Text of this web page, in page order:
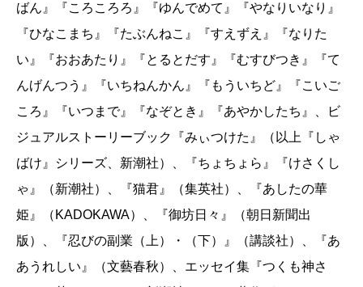
ばん』『ころころろ』『ゆんでめて』『やなりいなり』
『ひなこまち』『たぶんねこ』『すえずえ』『なりた
い』『おおあたり』『とるとだす』『むすびつき』『て
んげんつう』『いちねんかん』『もういちど』『こいご
ころ』『いつまで』『なぞとき』『あやかしたち』、ビ
ジュアルストーリーブック『みぃつけた』（以上『しゃ
ばけ』シリーズ、新潮社）、『ちょちょら』『けさくし
ゃ』（新潮社）、『猫君』（集英社）、『あしたの華
姫』（KADOKAWA）、『御坊日々』（朝日新聞出
版）、『忍びの副業（上）・（下）』（講談社）、『あ
あうれしい』（文藝春秋）、エッセイ集『つくも神さ